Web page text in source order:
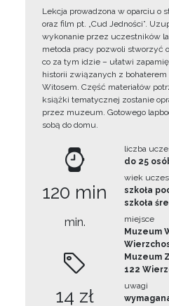
Lekcja prowadzona w oparciu o
oraz film pt. „Cud Jedności”.
wykonanie przez uczestników
metoda pracy pozwoli stworzyć
co za tym idzie – ułatwi
historii związanych z
Witosem. Część materiałów
książki tematycznej zostanie
przez muzeum. Gotowego
sobą do domu.
120 min
min.
14 zł
liczba
do 25
wiek
szkoła
szkoła
miejsce
Muzeum
Muzeum
122
uwagi